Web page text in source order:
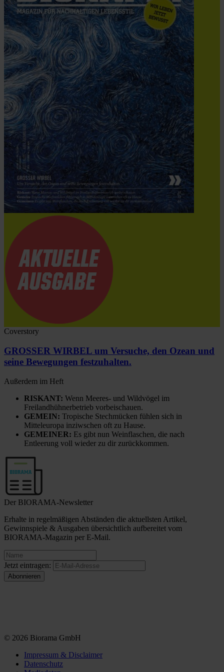
Coverstory
GROSSER WIRBEL um Versuche, den Ozean und
seine Bewegungen festzuhalten.
Außerdem im Heft
RISKANT: Wenn Meeres- und Wildvögel im
Freilandhühnerbetrieb vorbeischauen.
GEMEIN: Tropische Stechmücken fühlen sich in
Mitteleuropa inziwschen oft zu Hause.
GEMEINER: Es gibt nun Weinflaschen, die nach
Entleerung voll wieder zu dir zurückkommen.
Der BIORAMA-Newsletter
Erhalte in regelmäßigen Abständen die aktuellsten Artikel,
Gewinnspiele & Ausgaben übersichtlich aufbereitet vom
BIORAMA-Magazin per E-Mail.
Jetzt eintragen:
© 2026 Biorama GmbH
Impressum & Disclaimer
Datenschutz